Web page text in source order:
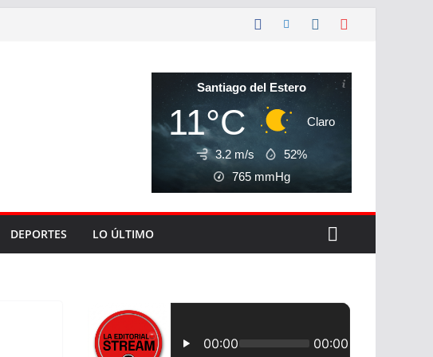
Santiago del Estero
11°C Claro
3.2 m/s
52%
765 mmHg
DEPORTES LO ÚLTIMO